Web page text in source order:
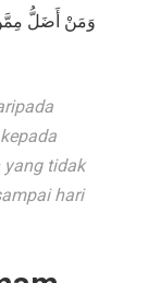
وَمَنْ أَضَلُّ
yang tidak
hari